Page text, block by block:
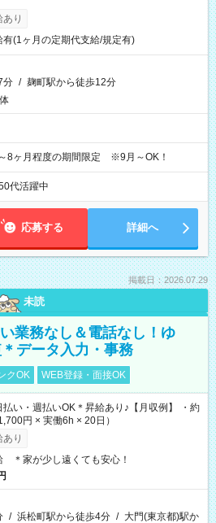
り
有(1ヶ月の定期代支給/規定有)
分 / 麹町駅から徒歩12分
8ヶ月程度の期間限定 ※9月～OK！
代活躍中
応募する 詳細へ
掲載日：2026.07.29
未読
業務なし＆電話なし！ゆ
データ入力・事務
クOK WEB登録・面接OK
い・週払いOK＊昇給あり♪【月収例】 ・約
円 × 実働6h × 20日）
り
＊家が少し遠くても安心！
/ 浜松町駅から徒歩4分 / 大門(東京都)駅か